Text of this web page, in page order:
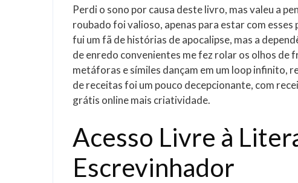
Perdi o sono por causa deste livro, mas valeu a
roubado foi valioso, apenas para estar com
fui um fã de histórias de apocalipse, mas a
de enredo convenientes me fez rolar os olhos
metáforas e símiles dançam em um loop infinito,
de receitas foi um pouco decepcionante, com
grátis online mais criatividade.
Acesso Livre à
Escrevinhador